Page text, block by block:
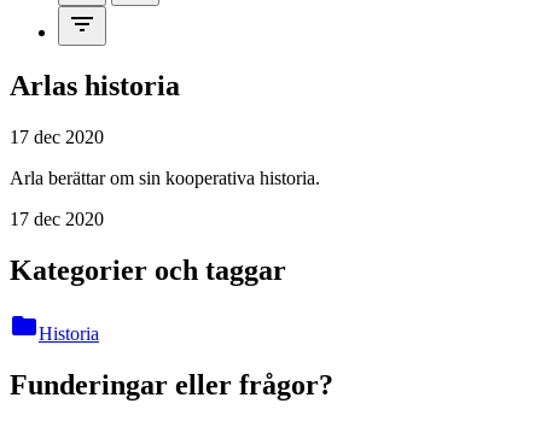
filter_list
Arlas historia
17 dec 2020
Arla berättar om sin kooperativa historia.
17 dec 2020
Kategorier och taggar
folderHistoria
Funderingar eller frågor?